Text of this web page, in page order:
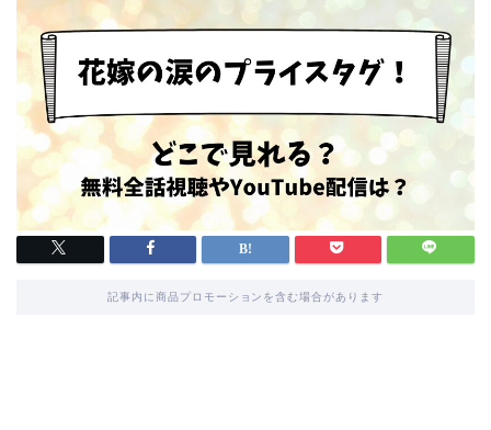
記事内に商品プロモーションを含む場合があります